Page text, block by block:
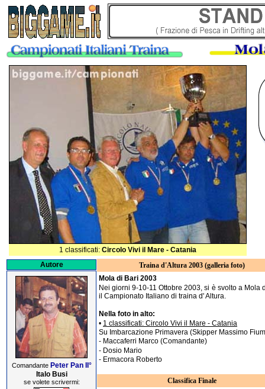
Autore
Comandante Peter Pan II°
Italo Busi
se volete scrivermi:
Traina d'Altura 2003 (galleria foto)
Mola di Bari 2003
Nei giorni 9-10-11 Ottobre 2003, si è svolto a Mola
il Campionato Italiano di traina d' Altura.
Nella foto in alto:
• 1 classificati: Circolo Vivi il Mare - Catania
Su Imbarcazione Primavera (Skipper Massimo
- Maccaferri Marco (Comandante)
- Dosio Mario
- Ermacora Roberto
Classifica Finale
1 classificati: Circolo Vivi il Mare - Catania